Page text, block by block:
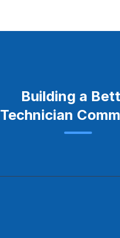
Building a
Technician